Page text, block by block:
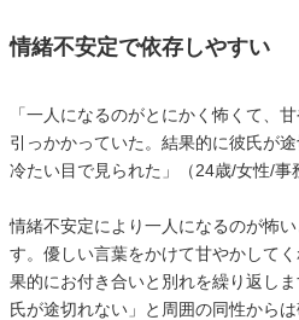
情緒不安定で依存しやすい
「一人になるのがとにかく怖くて、
引っかかっていた。結果的に彼氏が
冷たい目で見られた」（24歳/女性/事
情緒不安定により一人になるのが怖
す。優しい言葉をかけて甘やかして
果的にお付き合いと別れを繰り返し
氏が途切れない」と周囲の同性から